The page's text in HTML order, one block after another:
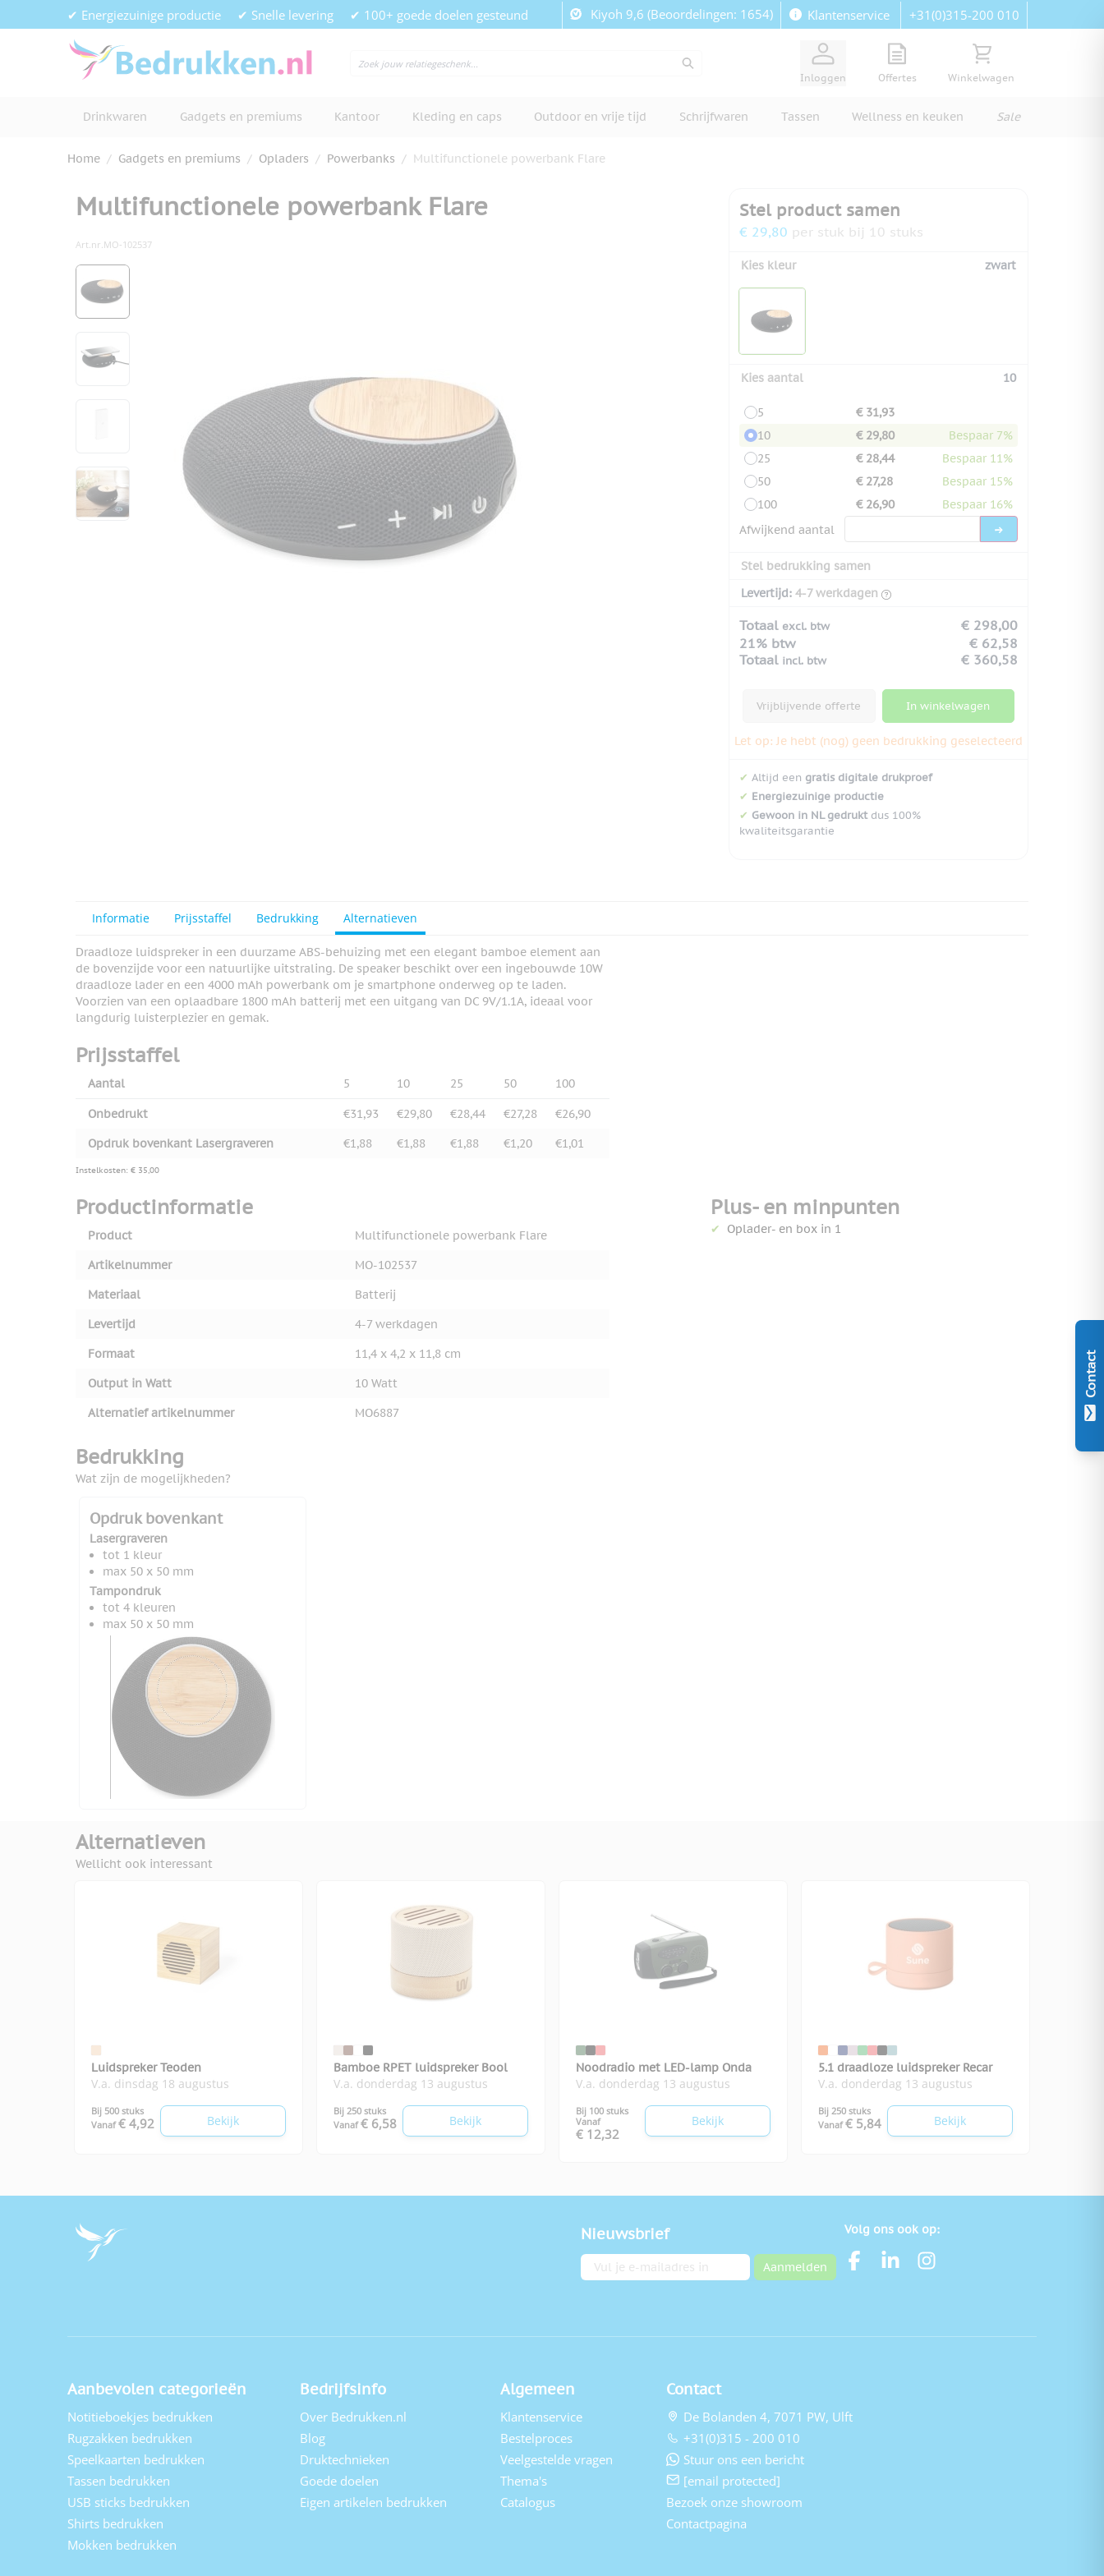
Contact
Ga naar de inhoud✔ Energiezuinige productie ✔ Snelle levering ✔ 100+ goede doelen gesteund Kiyoh 9,6 (Beoordelingen: 1654) Klantenservice +31(0)315-200 010
Inloggen
View quote, Quote is empty
Offertes
Bekijk winkelwagen,
Winkelwagen
Drinkwaren Gadgets en premiums Kantoor Kleding en caps Outdoor en vrije tijd Schrijfwaren Tassen Wellness en keuken Sale
Home / Gadgets en premiums / Opladers / Powerbanks / Multifunctionele powerbank Flare
Multifunctionele powerbank Flare
Art.nr.MO-102537
View larger image
View larger image
Stel product samen
€ 29,80 per stuk bij 10 stuks
Kies kleur zwart
Kies aantal 10
5
€ 31,93
10
€ 29,80
Bespaar 7%
25
€ 28,44
Bespaar 11%
50
€ 27,28
Bespaar 15%
100
€ 26,90
Bespaar 16%
Afwijkend aantal
Stel bedrukking samen
Levertijd: 4-7 werkdagen
Totaal excl. btw
€ 298,00
21% btw
€ 62,58
Totaal incl. btw € 360,58
Vrijblijvende offerte In winkelwagen
Let op: Je hebt (nog) geen bedrukking geselecteerd
✔ Altijd een gratis digitale drukproef
✔ Energiezuinige productie
✔ Gewoon in NL gedruktdus 100%
kwaliteitsgarantie
Informatie Prijsstaffel Bedrukking Alternatieven
Draadloze luidspreker in een duurzame ABS-behuizing met een elegant bamboe element aan
de bovenzijde voor een natuurlijke uitstraling. De speaker beschikt over een ingebouwde 10W
draadloze lader en een 4000 mAh powerbank om je smartphone onderweg op te laden.
Voorzien van een oplaadbare 1800 mAh batterij met een uitgang van DC 9V/1.1A, ideaal voor
langdurig luisterplezier en gemak.
Prijsstaffel
Aantal 5 10 25 50 100
Onbedrukt €31,93 €29,80 €28,44 €27,28
€26,90
Opdruk bovenkant Lasergraveren
€1,88 €1,88 €1,88 €1,20 €1,01
Instelkosten: € 35,00
Productinformatie
Product
Multifunctionele powerbank Flare
Artikelnummer
MO-102537
Materiaal
Batterij
Levertijd
4-7 werkdagen
Formaat
11,4 x 4,2 x 11,8 cm
Output in Watt
10 Watt
Alternatief artikelnummer
MO6887
Plus- en minpunten
Oplader- en box in 1
Bedrukking
Wat zijn de mogelijkheden?
Opdruk bovenkant
Lasergraveren
tot 1 kleur
max 50 x 50 mm
Tampondruk
tot 4 kleuren
max 50 x 50 mm
Alternatieven
Wellicht ook interessant
Luidspreker Teoden
V.a. dinsdag 18 augustus
Bij 500 stuks
Vanaf € 4,92 Bekijk
Bamboe RPET luidspreker Bool
V.a. donderdag 13 augustus
Bij 250 stuks
Vanaf € 6,58 Bekijk
Noodradio met LED-lamp Onda
V.a. donderdag 13 augustus
Bij 100 stuks
Vanaf
€ 12,32
Bekijk
5.1 draadloze luidspreker Recar
V.a. donderdag 13 augustus
Bij 250 stuks
Vanaf € 5,84 Bekijk
Nieuwsbrief
E-mailadres Aanmelden
Volg ons ook op:
Aanbevolen categorieën
Notitieboekjes bedrukken
Rugzakken bedrukken
Speelkaarten bedrukken
Tassen bedrukken
USB sticks bedrukken
Shirts bedrukken
Mokken bedrukken
Bedrijfsinfo
Over Bedrukken.nl
Blog
Druktechnieken
Goede doelen
Eigen artikelen bedrukken
Algemeen
Klantenservice
Bestelproces
Veelgestelde vragen
Thema's
Catalogus
Contact
De Bolanden 4, 7071 PW, Ulft
+31(0)315 - 200 010
Stuur ons een bericht
[email protected]
Bezoek onze showroom
Contactpagina